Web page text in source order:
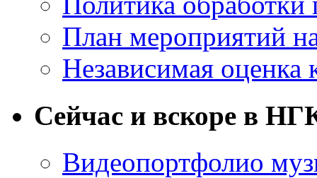
План мероприятий
Независимая оценка
Сейчас и вскоре в
Видеопортфолио